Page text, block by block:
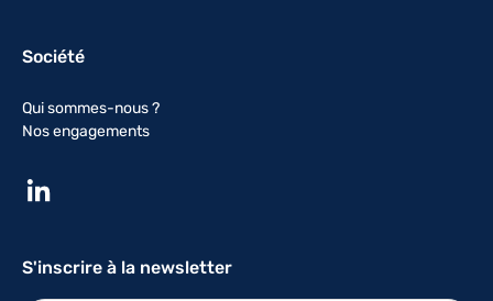
Société
Qui sommes-nous ?
Nos engagements
S'inscrire à la newsletter